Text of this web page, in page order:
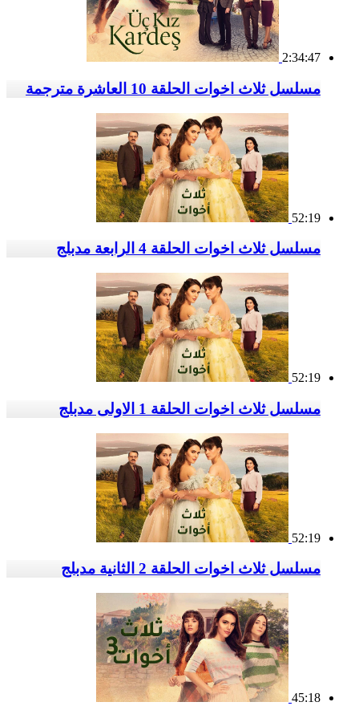
2:34:47
مسلسل ثلاث اخوات الحلقة 10 العاشرة مترجمة
52:19
مسلسل ثلاث اخوات الحلقة 4 الرابعة مدبلج
52:19
مسلسل ثلاث اخوات الحلقة 1 الاولى مدبلج
52:19
مسلسل ثلاث اخوات الحلقة 2 الثانية مدبلج
45:18